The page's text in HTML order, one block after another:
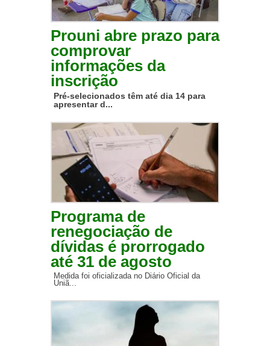
Prouni abre prazo para
comprovar
informações da
inscrição
Pré-selecionados têm até dia 14 para
apresentar d...
Programa de
renegociação de
dívidas é prorrogado
até 31 de agosto
Medida foi oficializada no Diário Oficial da
Uniã...